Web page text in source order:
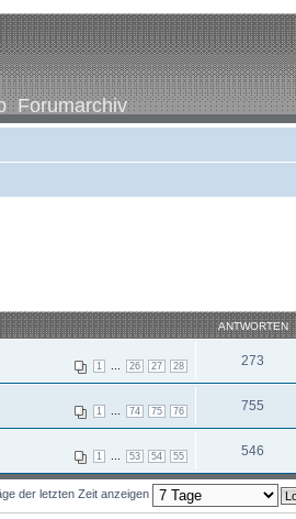
Forumarchiv
ANTWORTEN
1 26 27 28 273
1 74 75 76 755
1 53 54 55 546
der letzten Zeit anzeigen